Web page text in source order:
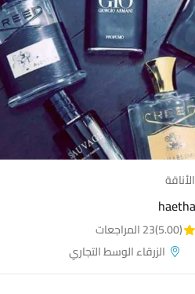
— category link
(5.00)
23 المراجعات
الزرقاء الوسط التجاري